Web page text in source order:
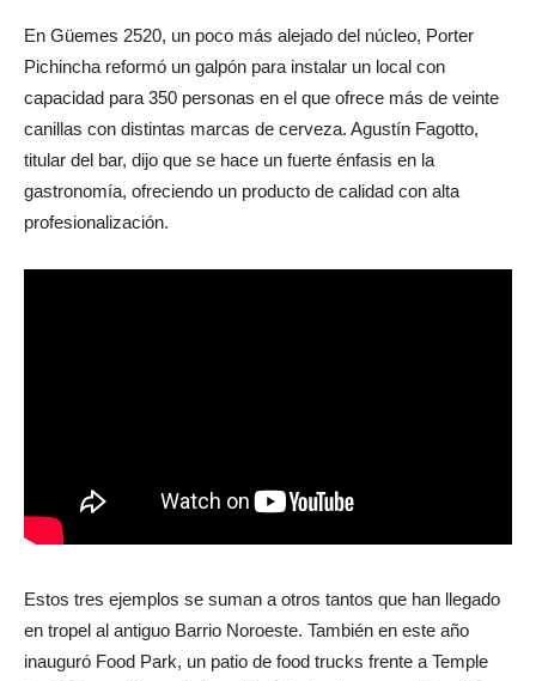
En Güemes 2520, un poco más alejado del núcleo, Porter
Pichincha reformó un galpón para instalar un local con
capacidad para 350 personas en el que ofrece más de veinte
canillas con distintas marcas de cerveza. Agustín Fagotto,
titular del bar, dijo que se hace un fuerte énfasis en la
gastronomía, ofreciendo un producto de calidad con alta
Estos tres ejemplos se suman a otros tantos que han llegado
en tropel al antiguo Barrio Noroeste. También en este año